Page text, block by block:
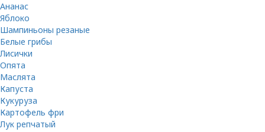
Ананас
Яблоко
Шампиньоны резаные
Белые грибы
Лисички
Опята
Маслята
Капуста
Кукуруза
Картофель фри
Лук репчатый